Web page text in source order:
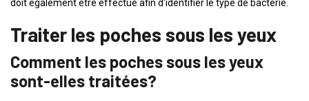
doit également être effectué afin d'identifier le type de bactérie.
Traiter les poches sous les yeux
Comment les poches sous les yeux
sont-elles traitées?